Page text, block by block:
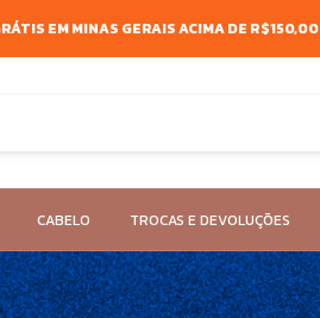
EM MINAS GERAIS ACIMA DE R$150,00
CABELO TROCAS E DEVOLUÇÕES